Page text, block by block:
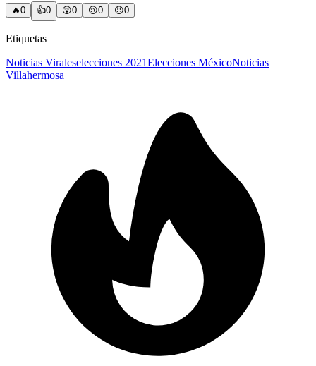
🔥0 👍0 😲0 😢0 😠0
Etiquetas
Noticias Viraleselecciones 2021Elecciones MéxicoNoticias
Villahermosa